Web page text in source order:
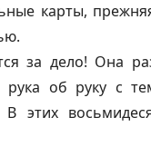
карты,
за дело! Она
рука об руку с
этих